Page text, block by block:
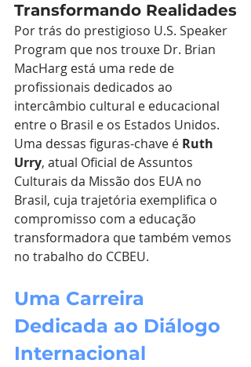
Transformando Realidades
Por trás do prestigioso U.S. Speaker
Program que nos trouxe Dr. Brian
MacHarg está uma rede de
profissionais dedicados ao
intercâmbio cultural e educacional
entre o Brasil e os Estados Unidos.
Uma dessas figuras-chave é Ruth
Urry, atual Oficial de Assuntos
Culturais da Missão dos EUA no
Brasil, cuja trajetória exemplifica o
compromisso com a educação
transformadora que também vemos
no trabalho do CCBEU.
Uma Carreira
Dedicada ao Diálogo
Internacional